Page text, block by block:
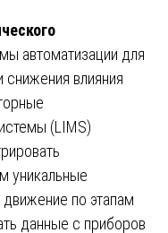
автоматизации для
снижения влияния
(LIMS)
уникальные
по этапам
данные с приборов